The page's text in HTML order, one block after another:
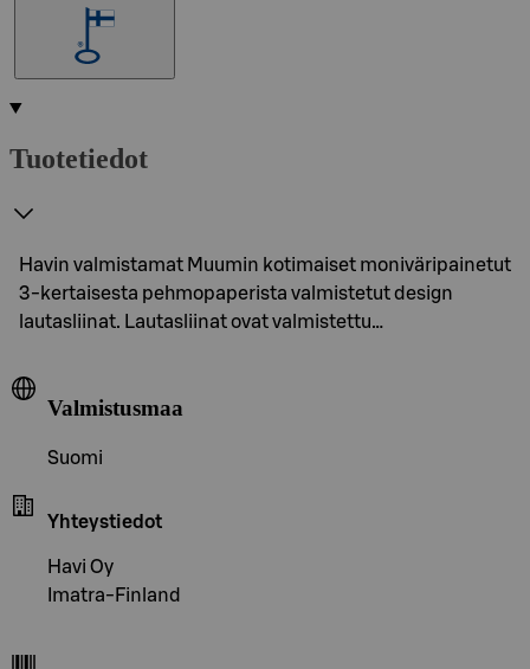
Tuotetiedot
Havin valmistamat Muumin kotimaiset moniväripainetut
3-kertaisesta pehmopaperista valmistetut design
lautasliinat. Lautasliinat ovat valmistettu…
Valmistusmaa
Suomi
Yhteystiedot
Havi Oy
Imatra-Finland